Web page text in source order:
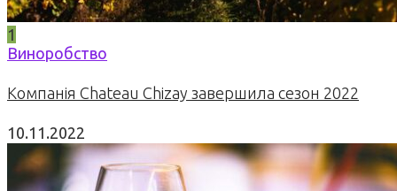
1
Виноробство
Компанія Chateau Chizay завершила сезон 2022
10.11.2022